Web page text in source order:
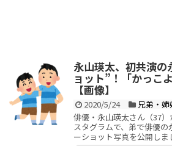
永山瑛太、初共演
ョット”！「かっこ
【画像】
2020/5/24 兄弟・
俳優・永山瑛太さん（37
スタグラムで、弟で俳優
ーショット写真を公開しま